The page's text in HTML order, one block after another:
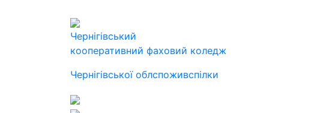
Чернігівський
кооперативний фаховий коледж
Чернігівської облспоживспілки